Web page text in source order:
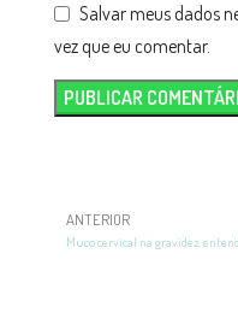
Salvar meus dados
vez que eu comentar.
ANTERIOR